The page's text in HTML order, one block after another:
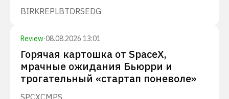
BIRKREPLBTDRSEDG
Review·08.08.2026 13:01
Горячая картошка от SpaceX,
мрачные ожидания Бьюрри и
трогательный «стартап поневоле»
SPCXCMPS